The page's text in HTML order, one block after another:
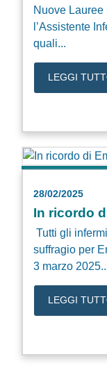
Nuove
l’Assistente
quali...
LEGGI
28/02/2025
In ricordo
Tutti gli
suffragio per
3 marzo
LEGGI